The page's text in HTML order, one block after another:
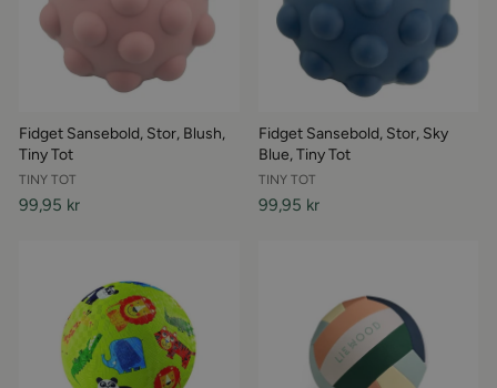
Fidget Sansebold, Stor, Blush,
Tiny Tot
TINY TOT
99,95 kr
Fidget Sansebold, Stor, Sky
Blue, Tiny Tot
TINY TOT
99,95 kr